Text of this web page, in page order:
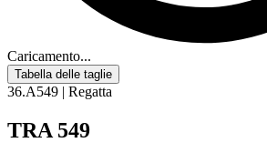
Caricamento...
Tabella delle taglie
36.A549 | Regatta
TRA 549